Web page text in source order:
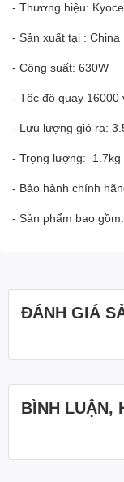
- Thương hiệu:
- Sản xuất tại : China
- Công suất: 630W
- Tốc độ quay 16000
- Lưu lượng gió ra:
- Trọng lượng: 1.7kg
- Bảo hành chính
- Sản phẩm bao
ĐÁNH GIÁ
BÌNH LUẬN,